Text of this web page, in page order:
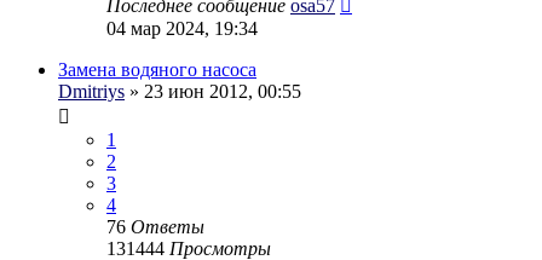
Последнее сообщение osa57
04 мар 2024, 19:34
Замена водяного насоса
Dmitriys » 23 июн 2012, 00:55
1
2
3
4
76 Ответы
131444 Просмотры